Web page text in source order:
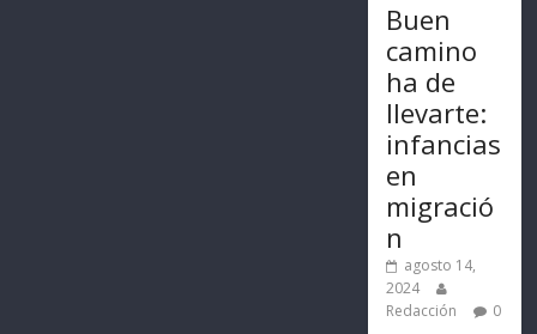
Buen
camino
ha de
llevarte:
infancias
en
migració
n
agosto 14,
2024
Redacción
0